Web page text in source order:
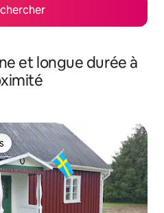
et longue durée à
plus appréciés